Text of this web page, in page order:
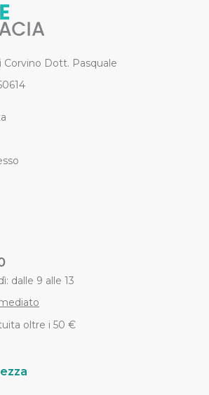
Corvino Dott. Pasquale
dalle 9 alle 13
oltre i 50 €